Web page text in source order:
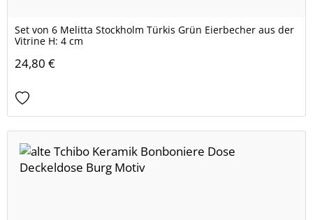
Set von 6 Melitta Stockholm Türkis Grün Eierbecher aus der
Vitrine H: 4 cm
24,80 €